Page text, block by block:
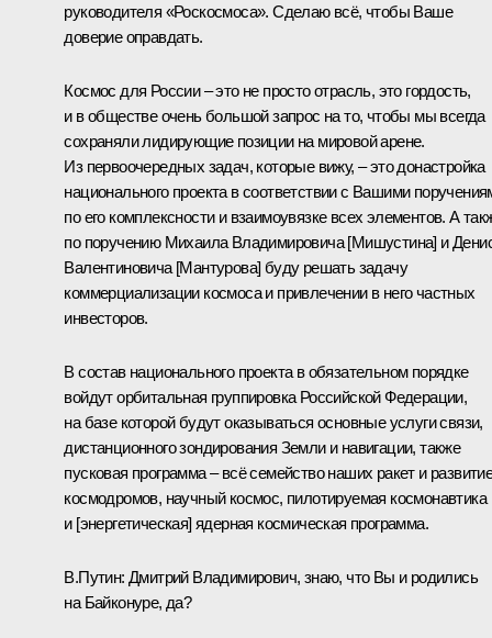
руководителя «Роскосмоса». Сделаю всё, чтобы Ваше
доверие оправдать.
Космос для России – это не просто отрасль, это гордость,
и в обществе очень большой запрос на то, чтобы мы всегда
сохраняли лидирующие позиции на мировой арене.
Из первоочередных задач, которые вижу, – это донастройка
национального проекта в соответствии с Вашими
по его комплексности и взаимоувязке всех элементов. А
по поручению Михаила Владимировича [Мишустина] и
Валентиновича [Мантурова] буду решать задачу
коммерциализации космоса и привлечении в него частных
инвесторов.
В состав национального проекта в обязательном порядке
войдут орбитальная группировка Российской Федерации,
на базе которой будут оказываться основные услуги связи,
дистанционного зондирования Земли и навигации, также
пусковая программа – всё семейство наших ракет и
космодромов, научный космос, пилотируемая космонавтика
и [энергетическая] ядерная космическая программа.
В.Путин: Дмитрий Владимирович, знаю, что Вы и родились
на Байконуре, да?